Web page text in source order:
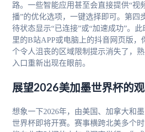
路。一些智能应用甚至会直接提供“视
播”的优化选项，一键选择即可。第四
待状态显示“已连接”或“加速成功”。
里的B站APP或电脑上的抖音网页版，
个令人沮丧的区域限制提示消失了，
入口重新出现在眼前。
展望2026美加墨世界杯的
想象一下2026年，由美国、加拿大和
世界杯即将开赛。赛事横跨北美多个